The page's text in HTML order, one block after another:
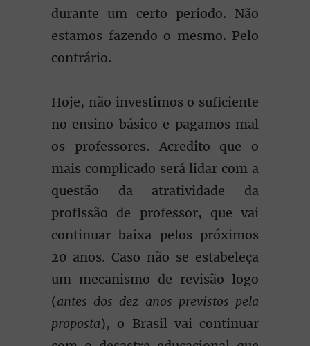
durante um certo período. Não
estamos fazendo o mesmo. Pelo
contrário.
Hoje, não investimos o suficiente
no ensino básico e pagamos mal
os professores. Acredito que o
mais complicado será lidar com a
questão da atratividade da
profissão de professor, que vai
continuar baixa pelos próximos
20 anos. Caso não se estabeleça
um mecanismo de revisão logo
(antes dos dez anos previstos pela
proposta), o Brasil vai continuar